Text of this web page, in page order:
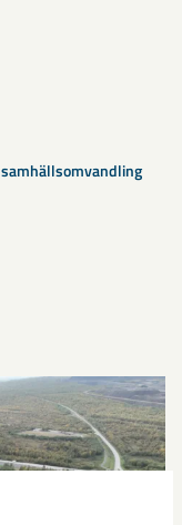
samhällsomvandling